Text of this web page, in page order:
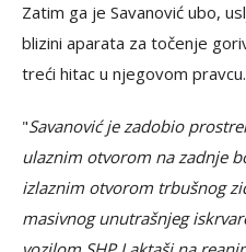
Zatim ga je Savanović ubo,
blizini aparata za točenje
treći hitac u njegovom pravcu.
"Savanović je zadobio
ulaznim otvorom na zadnje
izlaznim otvorom trbušnog
masivnog unutrašnjeg